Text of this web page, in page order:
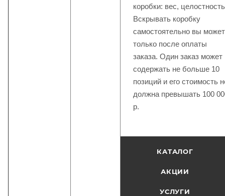
коробки: вес,
Вскрывать коробку
самостоятельно вы
только после оплаты
заказа. Один заказ может
содержать не больше 10
позиций и его стоимость
должна превышать 100
р.
КАТАЛОГ
АКЦИИ
УСЛУГИ